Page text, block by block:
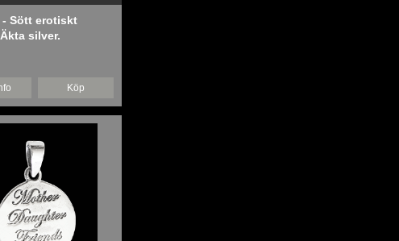
- Sött erotiskt
silver.
Köp